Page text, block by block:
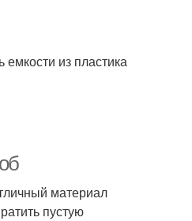
из пластика
материал
пустую